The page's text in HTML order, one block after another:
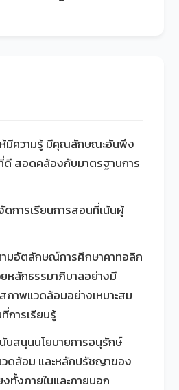
มีความรู้ มีคุณลักษณะอันพึง
ดี สอดคล้องกับมาตรฐานการ
ดการเรียนการสอนที่เน้นผู้
มอัตลักษณ์การศึกษาคาทอลิก
หลักธรรมาภิบาลอย่างมี
าพแวดล้อมอย่างเหมาะสม
การเรียนรู้
บสนุนนโยบายการอนุรักษ์
ดล้อม และหลักปรัชญาของ
ทั้งภายในและภายนอก